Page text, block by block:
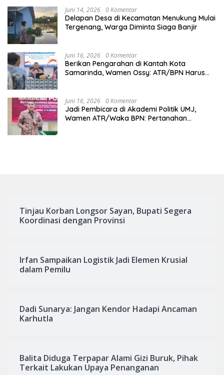
Juni 14, 2026 0 Komentar
Delapan Desa di Kecamatan Menukung Mulai
Tergenang, Warga Diminta Siaga Banjir
Juni 16, 2026 0 Komentar
Berikan Pengarahan di Kantah Kota
Samarinda, Wamen Ossy: ATR/BPN Harus
Juni 16, 2026 0 Komentar
Jadi Pembicara di Akademi Politik UMJ,
Wamen ATR/Waka BPN: Pertanahan
Tinjau Korban Longsor Sayan, Bupati Segera
Koordinasi dengan Provinsi
Irfan Sampaikan Logistik Jadi Elemen Krusial
dalam Pemilu
Dadi Sunarya: Jangan Kendor Hadapi Ancaman
Karhutla
Balita Diduga Terpapar Alami Gizi Buruk, Pihak
Terkait Lakukan Upaya Penanganan